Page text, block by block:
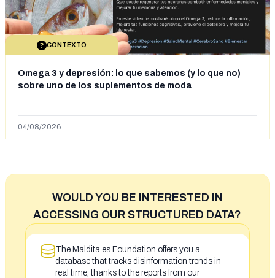
CONTEXTO
Omega 3 y depresión: lo que sabemos (y lo que no)
sobre uno de los suplementos de moda
04/08/2026
WOULD YOU BE INTERESTED IN
ACCESSING OUR STRUCTURED DATA?
The Maldita.es Foundation offers you a
database that tracks disinformation trends in
real time, thanks to the reports from our